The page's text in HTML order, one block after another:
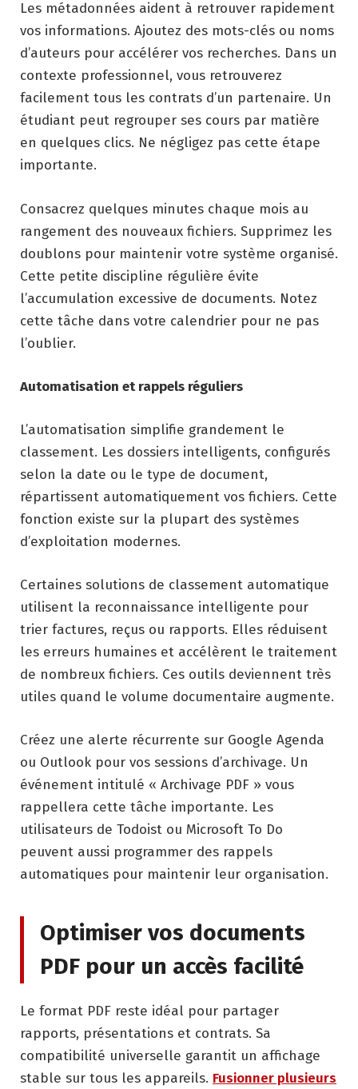
Les métadonnées aident à retrouver rapidement
vos informations. Ajoutez des mots-clés ou noms
d’auteurs pour accélérer vos recherches. Dans un
contexte professionnel, vous retrouverez
facilement tous les contrats d’un partenaire. Un
étudiant peut regrouper ses cours par matière
en quelques clics. Ne négligez pas cette étape
importante.
Consacrez quelques minutes chaque mois au
rangement des nouveaux fichiers. Supprimez les
doublons pour maintenir votre système organisé.
Cette petite discipline régulière évite
l’accumulation excessive de documents. Notez
cette tâche dans votre calendrier pour ne pas
l’oublier.
Automatisation et rappels réguliers
L’automatisation simplifie grandement le
classement. Les dossiers intelligents, configurés
selon la date ou le type de document,
répartissent automatiquement vos fichiers. Cette
fonction existe sur la plupart des systèmes
d’exploitation modernes.
Certaines solutions de classement automatique
utilisent la reconnaissance intelligente pour
trier factures, reçus ou rapports. Elles réduisent
les erreurs humaines et accélèrent le traitement
de nombreux fichiers. Ces outils deviennent très
utiles quand le volume documentaire augmente.
Créez une alerte récurrente sur Google Agenda
ou Outlook pour vos sessions d’archivage. Un
événement intitulé « Archivage PDF » vous
rappellera cette tâche importante. Les
utilisateurs de Todoist ou Microsoft To Do
peuvent aussi programmer des rappels
automatiques pour maintenir leur organisation.
Optimiser vos documents
PDF pour un accès facilité
Le format PDF reste idéal pour partager
rapports, présentations et contrats. Sa
compatibilité universelle garantit un affichage
stable sur tous les appareils. Fusionner plusieurs